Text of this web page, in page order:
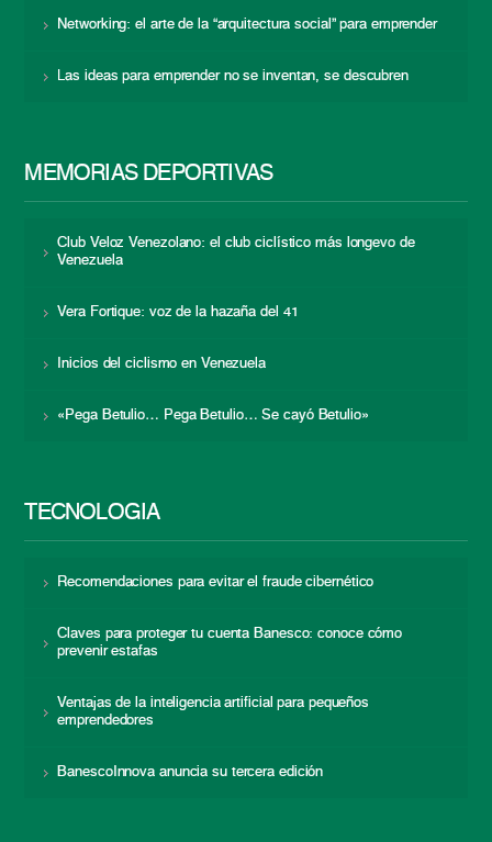
Networking: el arte de la “arquitectura social” para emprender
Las ideas para emprender no se inventan, se descubren
MEMORIAS DEPORTIVAS
Club Veloz Venezolano: el club ciclístico más longevo de
Venezuela
Vera Fortique: voz de la hazaña del 41
Inicios del ciclismo en Venezuela
«Pega Betulio… Pega Betulio… Se cayó Betulio»
TECNOLOGÍA
Recomendaciones para evitar el fraude cibernético
Claves para proteger tu cuenta Banesco: conoce cómo
prevenir estafas
Ventajas de la inteligencia artificial para pequeños
emprendedores
BanescoInnova anuncia su tercera edición